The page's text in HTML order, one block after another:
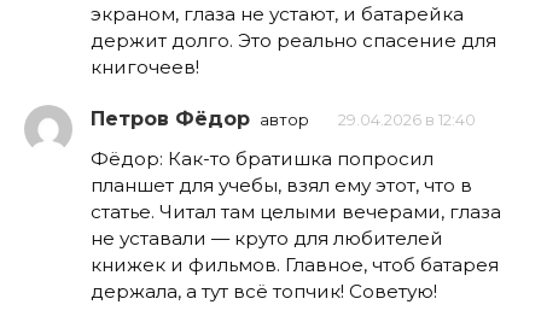
экраном, глаза не устают, и батарейка
держит долго. Это реально спасение для
книгочеев!
Петров Фёдор автор 29.04.2026 в 12:40
Фёдор: Как-то братишка попросил
планшет для учебы, взял ему этот, что в
статье. Читал там целыми вечерами, глаза
не уставали — круто для любителей
книжек и фильмов. Главное, чтоб батарея
держала, а тут всё топчик! Советую!